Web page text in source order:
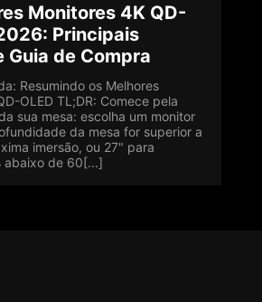
Monitores 4K QD-
Principais
Guia de Compra
Resumindo os Melhores
OLED TL;DR: Comece pela
sua mesa: escolha um monitor
da mesa for superior a
imersão, ou 27" para
abaixo de 60[...]